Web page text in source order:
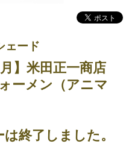
ェード
】米田正一商店
ーメン（アニマ
終了しました。